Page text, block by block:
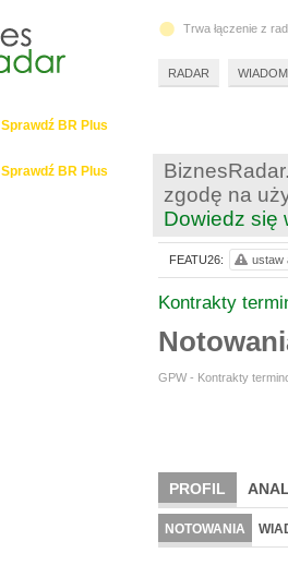
zgodę na
Dowiedz się
Kontrakty
GPW - Kontrakty
PROFIL
NOTOWANIA
FEATU26: ustaw
Sprawdź BR Plus
Sprawdź BR Plus
Trwa łączenie z
RADAR